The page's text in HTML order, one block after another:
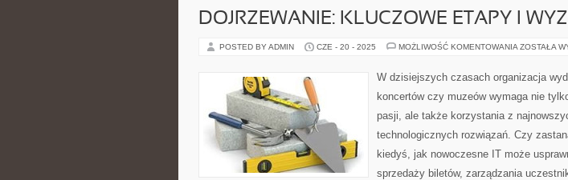
DOJRZEWANIE: KLUCZOWE ETAPY I
POSTED BY ADMIN CZE - 20 - 2025 MOŻLIWOŚĆ KOMENTOWANIA
I
WYZWANIA!
ZOSTAŁA
W dzisiejszych czasach organizacja
koncertów czy muzeów wymaga nie
pasji, ale także korzystania z
technologicznych rozwiązań. Czy
kiedyś, jak nowoczesne IT może
sprzedaży biletów, zarządzania